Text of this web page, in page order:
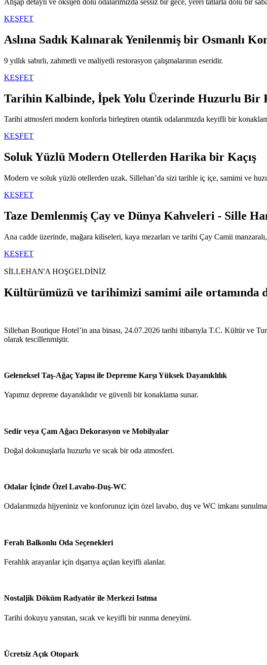
KEŞFET
Aslına Sadık Kalınarak Yenilenmiş bir Osmanlı
9 yıllık sabırlı, zahmetli ve maliyetli restorasyon çalışmalarının eseridir.
KEŞFET
Tarihin Kalbinde, İpek Yolu Üzerinde Huzurlu Bir
Tarihi atmosferi modern konforla birleştiren otantik odalarımızda keyifli bir
KEŞFET
Soluk Yüzlü Modern Otellerden Harika bir Kaçış
Modern ve soluk yüzlü otellerden uzak, Sillehan’da sizi tarihle iç içe, samimi ve
KEŞFET
Taze Demlenmiş Çay ve Dünya Kahveleri - Sille
Ana cadde üzerinde, mağara kiliseleri, kaya mezarları ve tarihi Çay Camii
KEŞFET
SİLLEHAN'A HOŞGELDİNİZ
Kültürümüzü ve tarihimizi samimi aile ortamında
Sillehan Boutique Hotel’in ana binası, 24.07.2026 tarihi itibarıyla T.C. Kültür ve
olarak tescillenmiştir.
Geleneksel Taş-Ağaç Yapısı ile Depreme Karşı Yüksek Dayanıklılık
Yapımız depreme dayanıklıdır ve güvenli bir konaklama sunar.
Sedir veya Çam Ağacı Dekorasyon ve Mobilyalar
Doğal dokunuşlarla huzurlu ve sıcak bir oda atmosferi.
Odalar İçinde Özel Lavabo-Duş-WC
Odalarımızda hijyeniniz ve konforunuz için özel lavabo, duş ve WC imkanı
Ferah Balkonlu Oda Seçenekleri
Ferahlık arayanlar için dışarıya açılan keyifli alanlar.
Nostaljik Döküm Radyatör ile Merkezi Isıtma
Tarihi dokuyu yansıtan, sıcak ve keyifli bir ısınma deneyimi.
Ücretsiz Açık Otopark